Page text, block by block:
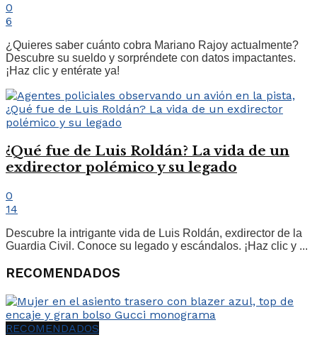
0
6
¿Quieres saber cuánto cobra Mariano Rajoy actualmente?
Descubre su sueldo y sorpréndete con datos impactantes.
¡Haz clic y entérate ya!
¿Qué fue de Luis Roldán? La vida de un
exdirector polémico y su legado
0
14
Descubre la intrigante vida de Luis Roldán, exdirector de la
Guardia Civil. Conoce su legado y escándalos. ¡Haz clic y ...
RECOMENDADOS
RECOMENDADOS